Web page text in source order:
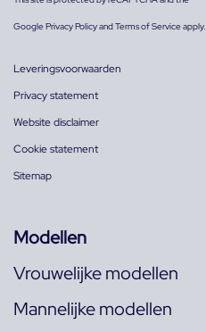
GooglePrivacy PolicyandTerms of Serviceapply.
Leveringsvoorwaarden
Privacy statement
Website disclaimer
Cookie statement
Sitemap
Modellen
Vrouwelijke modellen
Mannelijke modellen